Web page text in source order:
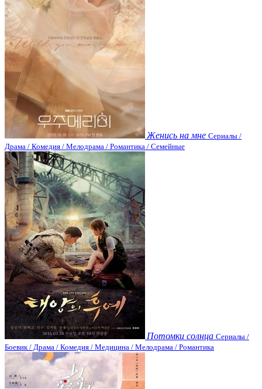
Женись на мне Сериалы /
Драма / Комедия / Мелодрама / Романтика / Семейные
Потомки солнца Сериалы /
Боевик / Драма / Комедия / Медицина / Мелодрама / Романтика